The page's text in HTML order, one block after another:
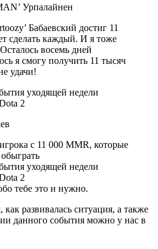
Урпалайнен
Бабаевский достиг 11
сделать каждый. И я тоже
восемь дней
я смогу получить 11 тысяч
удачи!
с 11 000 MMR, которые
тебе это и нужно.
развивалась ситуация, а также
данного события можно у нас в